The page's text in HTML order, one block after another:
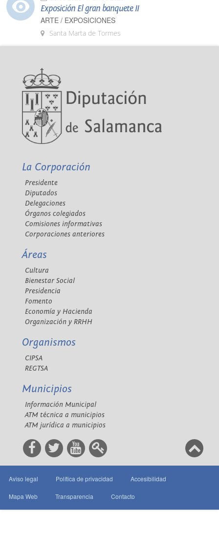
Exposición El gran banquete II
ARTE / EXPOSICIONES
Santa Marta de Tormes
La Corporación
Presidente
Diputados
Delegaciones
Órganos colegiados
Comisiones informativas
Corporaciones anteriores
Áreas
Cultura
Bienestar Social
Presidencia
Fomento
Economía y Hacienda
Organización y RRHH
Organismos
CIPSA
REGTSA
Municipios
Información Municipal
ATM técnica a municipios
ATM jurídica a municipios
Aviso legal Política de privacidad Accesibilidad
Mapa Web Transparencia Contacto